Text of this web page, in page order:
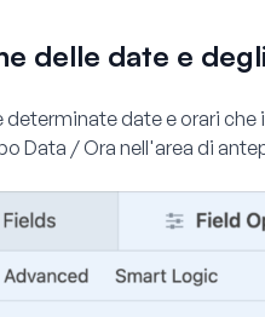
delle date e
determinate date e orari
Data / Ora nell'area di